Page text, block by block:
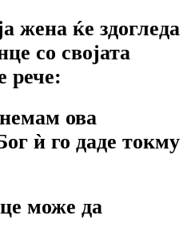
жена ќе здогледа
co својата
рече:
ова
ѝ го даде токму
може да